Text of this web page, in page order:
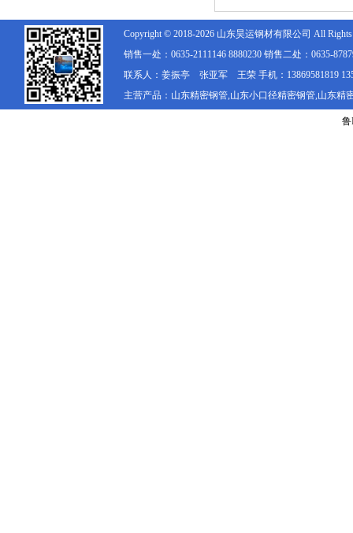
Copyright © 2018-2026 山东昊运钢材有限公司 All Rights
销售一处：0635-2111146 8880230 销售二处：0635-
联系人：姜振亭 张亚军 王荣 手机：13869581819
主营产品：山东精密钢管,山东小口径精密钢管,山东精
鲁